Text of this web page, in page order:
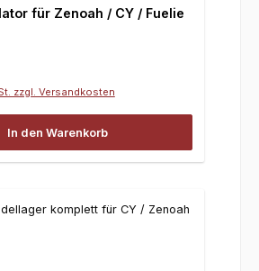
für Zenoah / CY / Fuelie
zzgl. Versandkosten
In den Warenkorb